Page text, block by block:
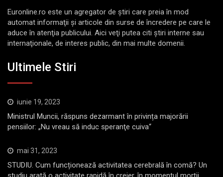
Euronline.ro este un agregator de ştiri care preia în mod
automat informaţii şi articole din surse de încredere pe care le
aduce în atenţia publicului. Aici veţi putea citi ştiri interne sau
internaţionale, de interes public, din mai multe domenii.
Ultimele Stiri
iunie 19, 2023
Ministrul Muncii, răspuns dezarmant în privința majorării
pensiilor: „Nu vreau să induc speranţe cuiva“
mai 31, 2023
STUDIU. Cum funcționează activitatea cerebrală în comă? Un